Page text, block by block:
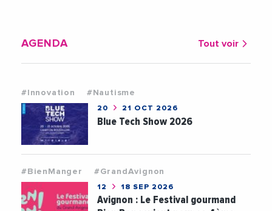
AGENDA Tout voir
#Innovation #Nautisme
20 21 OCT 2026
Blue Tech Show 2026
#BienManger #GrandAvignon
12 18 SEP 2026
Avignon : Le Festival gourmand